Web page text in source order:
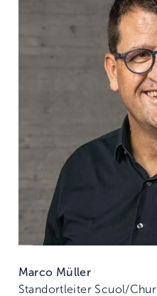
Marco Müller
Standortleiter Scuol/Chur